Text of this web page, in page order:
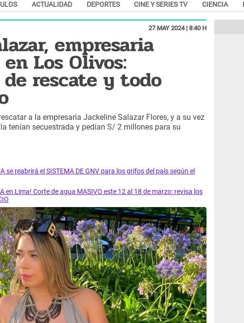
ACTUALIDAD DEPORTES CINE Y SERIES TV CIENCIA
27 MAY 2024 | 8:40 H
empresaria
Los Olivos:
rescate y todo
a la empresaria Jackeline Salazar Flores, y a su vez
tenían secuestrada y pedían S/ 2 millones para su
se reabrirá el SISTEMA DE GNV para los grifos del país según el
en Lima! Corte de agua MASIVO este 12 al 18 de marzo: revisa los